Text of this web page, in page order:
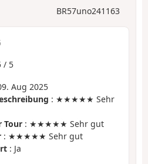
BR57uno241163
/ 5
Aug 2025
: ★★★★★ Sehr
Tour : ★★★★★ Sehr gut
: ★★★★★ Sehr gut
: Ja